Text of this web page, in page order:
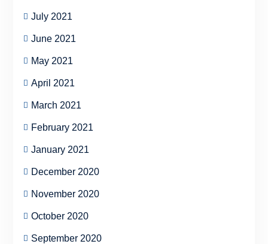
July 2021
June 2021
May 2021
April 2021
March 2021
February 2021
January 2021
December 2020
November 2020
October 2020
September 2020